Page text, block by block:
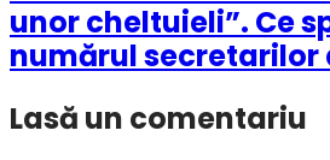
unor cheltuieli”. Ce
numărul secretarilor
Lasă un comentariu